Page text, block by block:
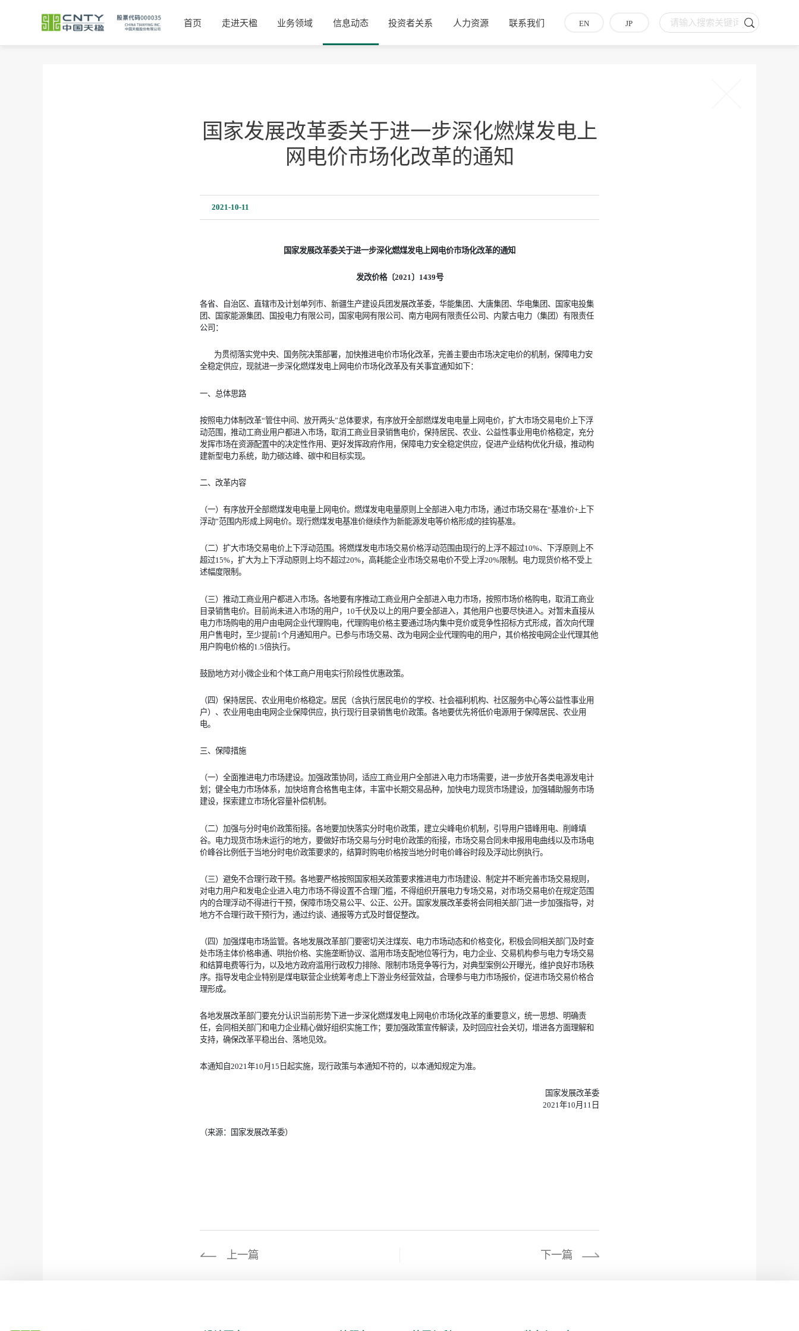
首页 走进天楹 业务领域 信息动态 投资者关系 人力资源 联系我们 EN JP
国家发展改革委关于进一步深化燃煤发电上
网电价市场化改革的通知
2021-10-11
国家发展改革委关于进一步深化燃煤发电上网电价市场化改革的通知
发改价格〔2021〕1439号
各省、自治区、直辖市及计划单列市、新疆生产建设兵团发展改革委，华能集团、大唐集团、华电集团、国家电投集
团、国家能源集团、国投电力有限公司，国家电网有限公司、南方电网有限责任公司、内蒙古电力（集团）有限责任
公司：
为贯彻落实党中央、国务院决策部署，加快推进电价市场化改革，完善主要由市场决定电价的机制，保障电力安
全稳定供应，现就进一步深化燃煤发电上网电价市场化改革及有关事宜通知如下：
一、总体思路
按照电力体制改革“管住中间、放开两头”总体要求，有序放开全部燃煤发电电量上网电价，扩大市场交易电价上下浮
动范围，推动工商业用户都进入市场，取消工商业目录销售电价，保持居民、农业、公益性事业用电价格稳定，充分
发挥市场在资源配置中的决定性作用、更好发挥政府作用，保障电力安全稳定供应，促进产业结构优化升级，推动构
建新型电力系统，助力碳达峰、碳中和目标实现。
二、改革内容
（一）有序放开全部燃煤发电电量上网电价。燃煤发电电量原则上全部进入电力市场，通过市场交易在“基准价+上下
浮动”范围内形成上网电价。现行燃煤发电基准价继续作为新能源发电等价格形成的挂钩基准。
（二）扩大市场交易电价上下浮动范围。将燃煤发电市场交易价格浮动范围由现行的上浮不超过10%、下浮原则上不
超过15%，扩大为上下浮动原则上均不超过20%，高耗能企业市场交易电价不受上浮20%限制。电力现货价格不受上
述幅度限制。
（三）推动工商业用户都进入市场。各地要有序推动工商业用户全部进入电力市场，按照市场价格购电，取消工商业
目录销售电价。目前尚未进入市场的用户，10千伏及以上的用户要全部进入，其他用户也要尽快进入。对暂未直接从
电力市场购电的用户由电网企业代理购电，代理购电价格主要通过场内集中竞价或竞争性招标方式形成，首次向代理
用户售电时，至少提前1个月通知用户。已参与市场交易、改为电网企业代理购电的用户，其价格按电网企业代理其他
用户购电价格的1.5倍执行。
鼓励地方对小微企业和个体工商户用电实行阶段性优惠政策。
（四）保持居民、农业用电价格稳定。居民（含执行居民电价的学校、社会福利机构、社区服务中心等公益性事业用
户）、农业用电由电网企业保障供应，执行现行目录销售电价政策。各地要优先将低价电源用于保障居民、农业用
电。
三、保障措施
（一）全面推进电力市场建设。加强政策协同，适应工商业用户全部进入电力市场需要，进一步放开各类电源发电计
划；健全电力市场体系，加快培育合格售电主体，丰富中长期交易品种，加快电力现货市场建设，加强辅助服务市场
建设，探索建立市场化容量补偿机制。
（二）加强与分时电价政策衔接。各地要加快落实分时电价政策，建立尖峰电价机制，引导用户错峰用电、削峰填
谷。电力现货市场未运行的地方，要做好市场交易与分时电价政策的衔接，市场交易合同未申报用电曲线以及市场电
价峰谷比例低于当地分时电价政策要求的，结算时购电价格按当地分时电价峰谷时段及浮动比例执行。
（三）避免不合理行政干预。各地要严格按照国家相关政策要求推进电力市场建设、制定并不断完善市场交易规则，
对电力用户和发电企业进入电力市场不得设置不合理门槛，不得组织开展电力专场交易，对市场交易电价在规定范围
内的合理浮动不得进行干预，保障市场交易公平、公正、公开。国家发展改革委将会同相关部门进一步加强指导，对
地方不合理行政干预行为，通过约谈、通报等方式及时督促整改。
（四）加强煤电市场监管。各地发展改革部门要密切关注煤炭、电力市场动态和价格变化，积极会同相关部门及时查
处市场主体价格串通、哄抬价格、实施垄断协议、滥用市场支配地位等行为，电力企业、交易机构参与电力专场交易
和结算电费等行为，以及地方政府滥用行政权力排除、限制市场竞争等行为，对典型案例公开曝光，维护良好市场秩
序。指导发电企业特别是煤电联营企业统筹考虑上下游业务经营效益，合理参与电力市场报价，促进市场交易价格合
理形成。
各地发展改革部门要充分认识当前形势下进一步深化燃煤发电上网电价市场化改革的重要意义，统一思想、明确责
任，会同相关部门和电力企业精心做好组织实施工作；要加强政策宣传解读，及时回应社会关切，增进各方面理解和
支持，确保改革平稳出台、落地见效。
本通知自2021年10月15日起实施，现行政策与本通知不符的，以本通知规定为准。
国家发展改革委
2021年10月11日
（来源：国家发展改革委）
上一篇 下一篇